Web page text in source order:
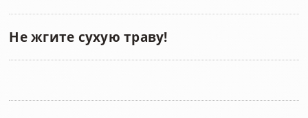
Нe жгите сухую траву!